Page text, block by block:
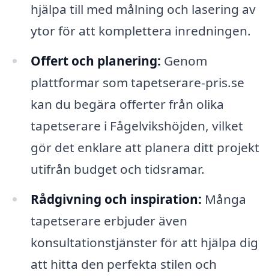
hjälpa till med målning och lasering av
ytor för att komplettera inredningen.
Offert och planering: Genom
plattformar som tapetserare-pris.se
kan du begära offerter från olika
tapetserare i Fågelvikshöjden, vilket
gör det enklare att planera ditt projekt
utifrån budget och tidsramar.
Rådgivning och inspiration: Många
tapetserare erbjuder även
konsultationstjänster för att hjälpa dig
att hitta den perfekta stilen och